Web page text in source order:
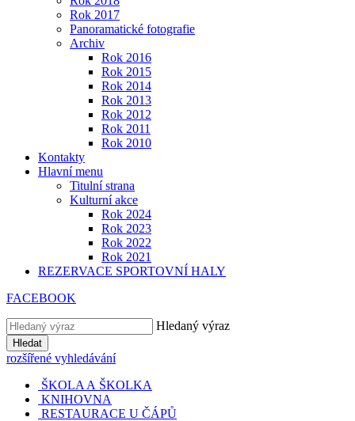
Rok 2017
Panoramatické fotografie
Archiv
Rok 2016
Rok 2015
Rok 2014
Rok 2013
Rok 2012
Rok 2011
Rok 2010
Kontakty
Hlavní menu
Titulní strana
Kulturní akce
Rok 2024
Rok 2023
Rok 2022
Rok 2021
REZERVACE SPORTOVNÍ HALY
FACEBOOK
Hledaný výraz
Hledat
rozšířené vyhledávání
ŠKOLA A ŠKOLKA
KNIHOVNA
RESTAURACE U ČÁPŮ